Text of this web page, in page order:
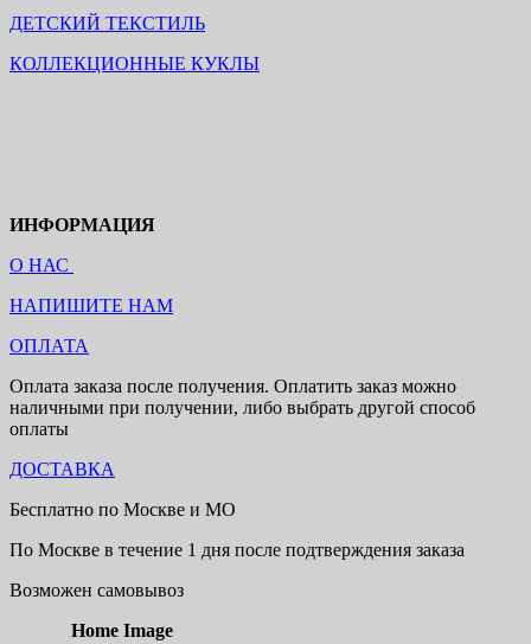
ДЕТСКИЙ ТЕКСТИЛЬ
КОЛЛЕКЦИОННЫЕ КУКЛЫ
ИНФОРМАЦИЯ
О НАС
НАПИШИТЕ НАМ
ОПЛАТА
Оплата заказа после получения. Оплатить заказ можно
наличными при получении, либо выбрать другой способ
оплаты
ДОСТАВКА
Бесплатно по Москве и МО
По Москве в течение 1 дня после подтверждения заказа
Возможен самовывоз
Home Image